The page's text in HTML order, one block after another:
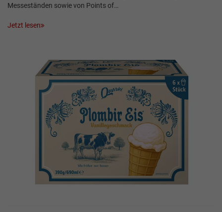
Messeständen sowie von Points of…
Jetzt lesen